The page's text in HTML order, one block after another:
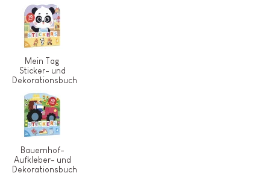
Mein Tag
Sticker- und
Dekorationsbuch
Bauernhof-
Aufkleber- und
Dekorationsbuch